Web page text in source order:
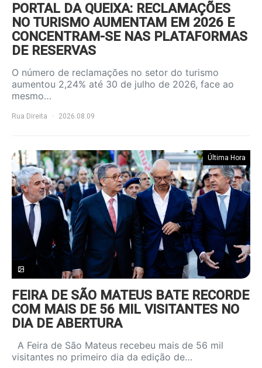
PORTAL DA QUEIXA: RECLAMAÇÕES
NO TURISMO AUMENTAM EM 2026 E
CONCENTRAM-SE NAS PLATAFORMAS
DE RESERVAS
O número de reclamações no setor do turismo
aumentou 2,24% até 30 de julho de 2026, face ao
mesmo…
Rua Direita 2026.08.09
Última Hora
FEIRA DE SÃO MATEUS BATE RECORDE
COM MAIS DE 56 MIL VISITANTES NO
DIA DE ABERTURA
A Feira de São Mateus recebeu mais de 56 mil
visitantes no primeiro dia da edição de…